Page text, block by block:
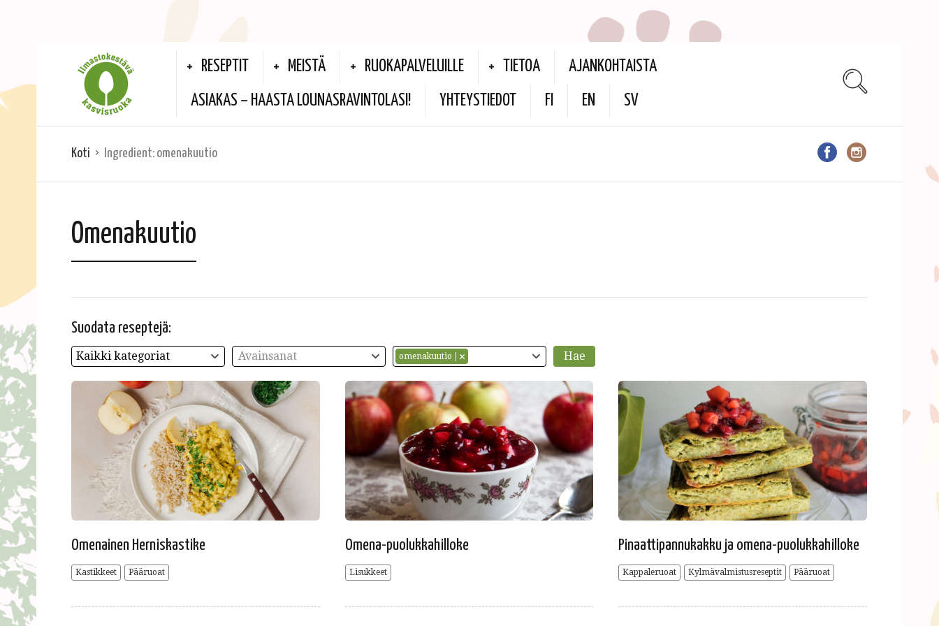
RESEPTIT MEISTÄ RUOKAPALVELUILLE TIETOA AJANKOHTAISTA
ASIAKAS – HAASTA LOUNASRAVINTOLASI! YHTEYSTIEDOT FI EN SV
Koti Ingredient: omenakuutio
Omenakuutio
Suodata reseptejä:
Kaikki kategoriat Avainsanat omenakuutio
Omenainen Herniskastike
Kastikkeet Pääruoat
Omena-puolukkahilloke
Lisukkeet
Pinaattipannukakku ja omena-puolukkahilloke
Kappaleruoat Kylmävalmistusreseptit Pääruoat